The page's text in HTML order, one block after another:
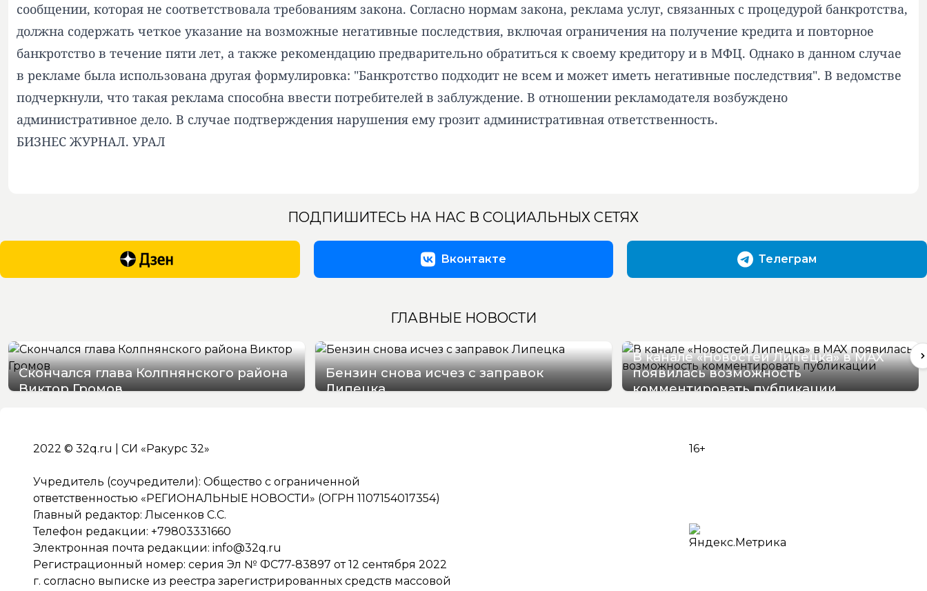
сообщении, которая не соответствовала требованиям закона. Согласно нормам закона, реклама услуг, связанных с процедурой банкротства,
должна содержать четкое указание на возможные негативные последствия, включая ограничения на получение кредита и повторное
банкротство в течение пяти лет, а также рекомендацию предварительно обратиться к своему кредитору и в МФЦ. Однако в данном случае
в рекламе была использована другая формулировка: "Банкротство подходит не всем и может иметь негативные последствия". В ведомстве
подчеркнули, что такая реклама способна ввести потребителей в заблуждение. В отношении рекламодателя возбуждено
административное дело. В случае подтверждения нарушения ему грозит административная ответственность.
БИЗНЕС ЖУРНАЛ. УРАЛ
ПОДПИШИТЕСЬ НА НАС В СОЦИАЛЬНЫХ СЕТЯХ
Вконтакте Телеграм
ГЛАВНЫЕ НОВОСТИ
Скончался глава Колпнянского района
Виктор Громов
Бензин снова исчез с заправок
Липецка
В канале «Новостей Липецка» в MAX
появилась возможность
комментировать публикации
2022 © 32q.ru | СИ «Ракурс 32»
Учредитель (соучредители): Общество с ограниченной
ответственностью «РЕГИОНАЛЬНЫЕ НОВОСТИ» (ОГРН 1107154017354)
Главный редактор: Лысенков С.С.
Телефон редакции: +79803331660
Электронная почта редакции: info@32q.ru
Регистрационный номер: серия Эл № ФС77-83897 от 12 сентября 2022
г. согласно выписке из реестра зарегистрированных средств массовой
16+